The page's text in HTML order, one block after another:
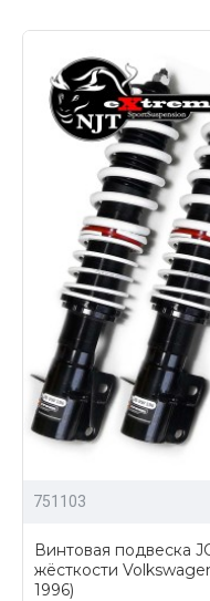
751103
Винтовая подвеска
жёсткости
1996)